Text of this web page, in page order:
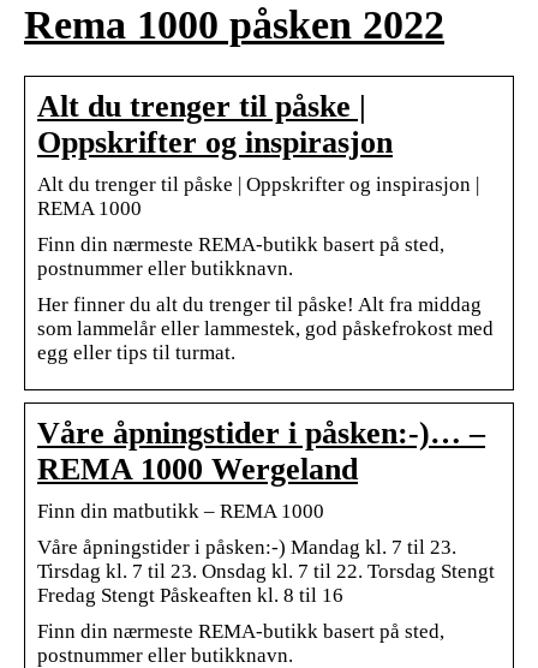
Rema 1000 påsken 2022
Alt du trenger til påske |
Oppskrifter og inspirasjon
Alt du trenger til påske | Oppskrifter og inspirasjon |
REMA 1000
Finn din nærmeste REMA-butikk basert på sted,
postnummer eller butikknavn.
Her finner du alt du trenger til påske! Alt fra middag
som lammelår eller lammestek, god påskefrokost med
egg eller tips til turmat.
Våre åpningstider i påsken:-)… –
REMA 1000 Wergeland
Finn din matbutikk – REMA 1000
Våre åpningstider i påsken:-) Mandag kl. 7 til 23.
Tirsdag kl. 7 til 23. Onsdag kl. 7 til 22. Torsdag Stengt
Fredag Stengt Påskeaften kl. 8 til 16
Finn din nærmeste REMA-butikk basert på sted,
postnummer eller butikknavn.